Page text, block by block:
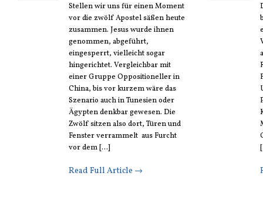
Literatur
Stellen wir uns für einen Moment
vor die zwölf Apostel säßen heute
zusammen. Jesus wurde ihnen
genommen, abgeführt,
eingesperrt, vielleicht sogar
hingerichtet. Vergleichbar mit
einer Gruppe Oppositioneller in
China, bis vor kurzem wäre das
Szenario auch in Tunesien oder
Ägypten denkbar gewesen. Die
Zwölf sitzen also dort, Türen und
Fenster verrammelt aus Furcht
vor dem [...]
Read Full Article →